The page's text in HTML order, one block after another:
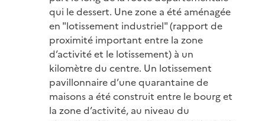
qui le dessert. Une zone a été aménagée
en "lotissement industriel" (rapport de
proximité important entre la zone
d’activité et le lotissement) à un
kilomètre du centre. Un lotissement
pavillonnaire d’une quarantaine de
maisons a été construit entre le bourg et
la zone d’activité, au niveau du